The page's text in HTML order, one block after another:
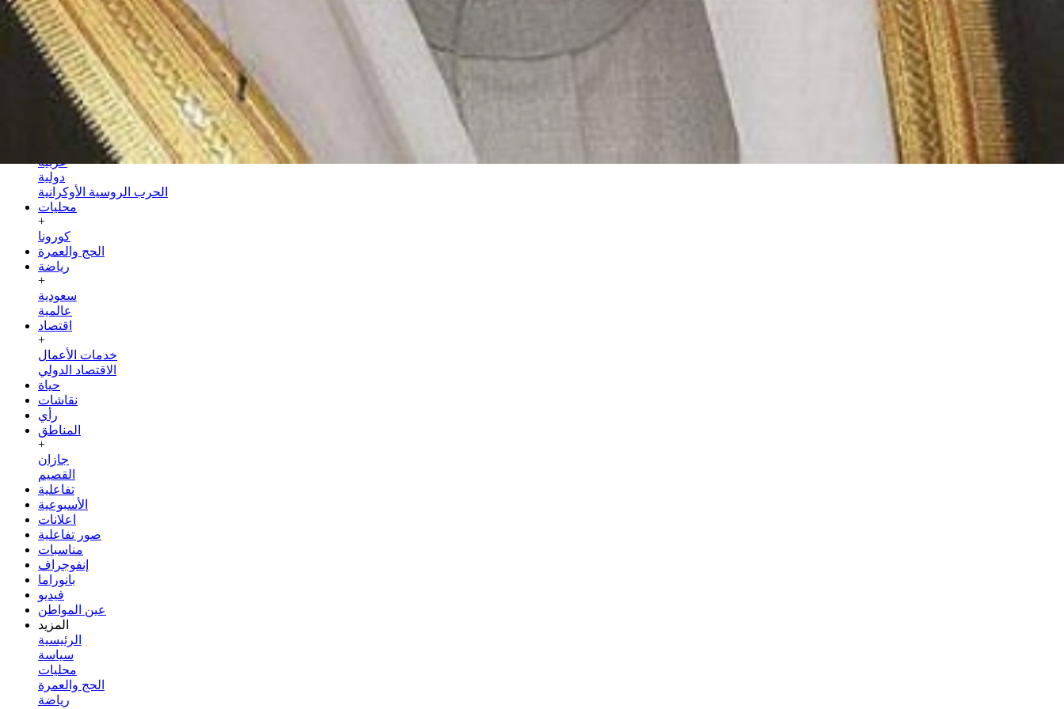
الخميس
23 صفر 1448 هـ
06 أغسطس 2026
الرئيسية
عربية
دولية
الحرب الروسية الأوكرانية
محليات
+
كورونا
الحج والعمرة
رياضة
+
سعودية
عالمية
اقتصاد
+
خدمات الأعمال
الاقتصاد الدولي
حياة
نقاشات
رأي
المناطق
+
جازان
القصيم
تفاعلية
الأسبوعية
اعلانات
صور تفاعلية
مناسبات
إنفوجراف
بانوراما
فيديو
عين المواطن
المزيد
الرئيسية
سياسة
محليات
الحج والعمرة
رياضة